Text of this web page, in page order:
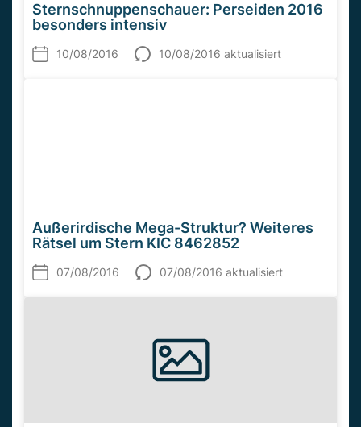
Sternschnuppenschauer: Perseiden 2016
besonders intensiv
10/08/2016 10/08/2016 aktualisiert
Außerirdische Mega-Struktur? Weiteres
Rätsel um Stern KIC 8462852
07/08/2016 07/08/2016 aktualisiert